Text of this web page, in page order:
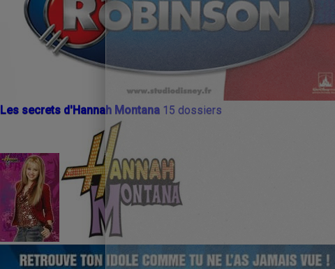
Les secrets d'Hannah Montana 15 dossiers